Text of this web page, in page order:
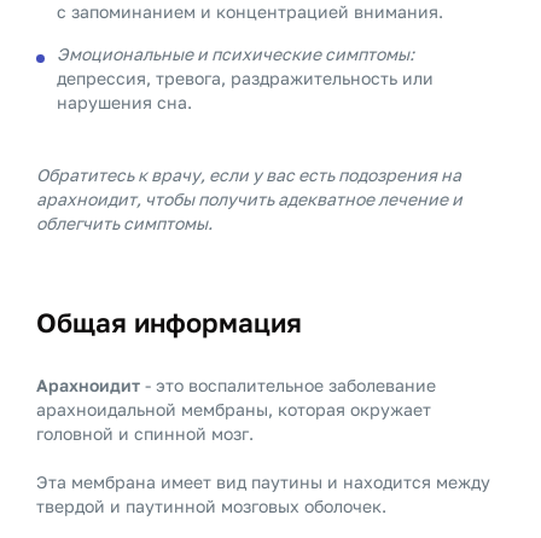
с запоминанием и концентрацией внимания.
Эмоциональные и психические симптомы:
депрессия, тревога, раздражительность или
нарушения сна.
Обратитесь к врачу, если у вас есть подозрения на
арахноидит, чтобы получить адекватное лечение и
облегчить симптомы.
Общая информация
Арахноидит - это воспалительное заболевание
арахноидальной мембраны, которая окружает
головной и спинной мозг.
Эта мембрана имеет вид паутины и находится между
твердой и паутинной мозговых оболочек.